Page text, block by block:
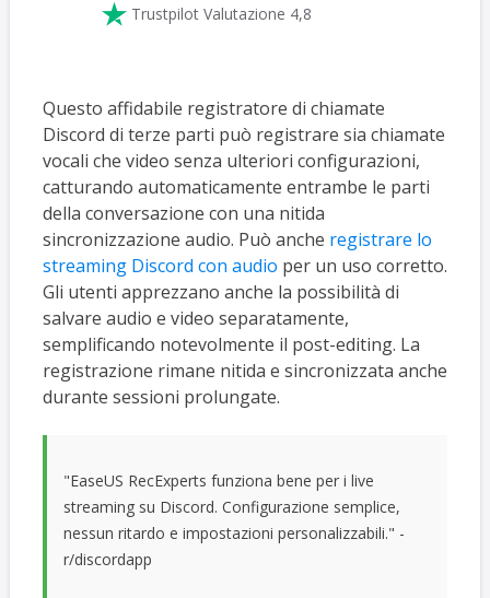
 Trustpilot Valutazione 4,8
Questo affidabile registratore di chiamate
Discord di terze parti può registrare sia chiamate
vocali che video senza ulteriori configurazioni,
catturando automaticamente entrambe le parti
della conversazione con una nitida
sincronizzazione audio. Può anche registrare lo
streaming Discord con audio per un uso corretto.
Gli utenti apprezzano anche la possibilità di
salvare audio e video separatamente,
semplificando notevolmente il post-editing. La
registrazione rimane nitida e sincronizzata anche
durante sessioni prolungate.
"EaseUS RecExperts funziona bene per i live
streaming su Discord. Configurazione semplice,
nessun ritardo e impostazioni personalizzabili." -
r/discordapp